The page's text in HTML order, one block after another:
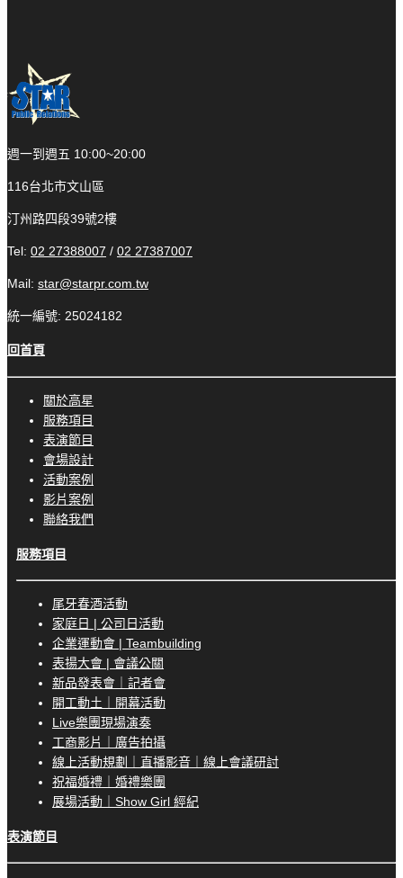
週一到週五 10:00~20:00
116台北市文山區
汀州路四段39號2樓
Tel: 02 27388007 / 02 27387007
Mail: star@starpr.com.tw
統一編號: 25024182
回首頁
關於高星
服務項目
表演節目
會場設計
活動案例
影片案例
聯絡我們
服務項目
尾牙春酒活動
家庭日 | 公司日活動
企業運動會 | Teambuilding
表揚大會 | 會議公關
新品發表會｜記者會
開工動土｜開幕活動
Live樂團現場演奏
工商影片｜廣告拍攝
線上活動規劃｜直播影音｜線上會議研討
祝福婚禮｜婚禮樂團
展場活動｜Show Girl 經紀
表演節目